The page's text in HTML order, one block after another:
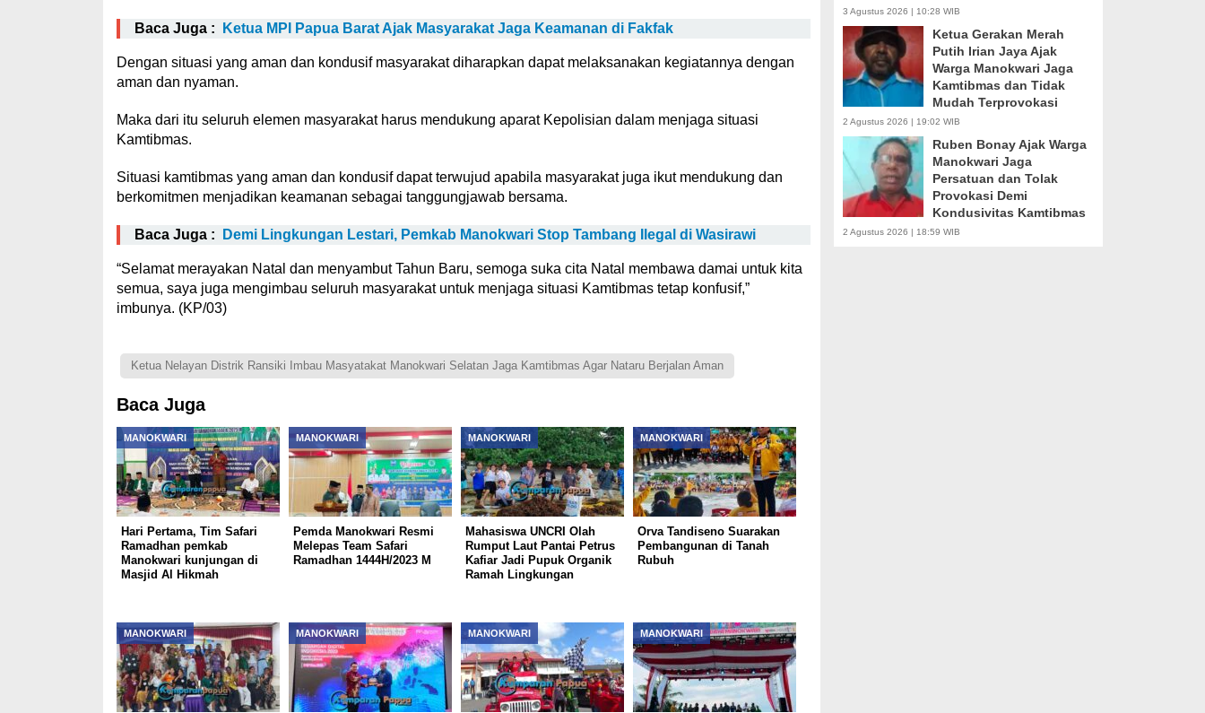
Baca Juga : Ketua MPI Papua Barat Ajak Masyarakat Jaga Keamanan di Fakfak
Dengan situasi yang aman dan kondusif masyarakat diharapkan dapat melaksanakan kegiatannya dengan
aman dan nyaman.
Maka dari itu seluruh elemen masyarakat harus mendukung aparat Kepolisian dalam menjaga situasi
Kamtibmas.
Situasi kamtibmas yang aman dan kondusif dapat terwujud apabila masyarakat juga ikut mendukung dan
berkomitmen menjadikan keamanan sebagai tanggungjawab bersama.
Baca Juga : Demi Lingkungan Lestari, Pemkab Manokwari Stop Tambang Ilegal di Wasirawi
“Selamat merayakan Natal dan menyambut Tahun Baru, semoga suka cita Natal membawa damai untuk kita
semua, saya juga mengimbau seluruh masyarakat untuk menjaga situasi Kamtibmas tetap konfusif,”
imbunya. (KP/03)
Ketua Nelayan Distrik Ransiki Imbau Masyatakat Manokwari Selatan Jaga Kamtibmas Agar Nataru Berjalan Aman
Baca Juga
MANOKWARI
Hari Pertama, Tim Safari
Ramadhan pemkab
Manokwari kunjungan di
Masjid Al Hikmah
MANOKWARI
Pemda Manokwari Resmi
Melepas Team Safari
Ramadhan 1444H/2023 M
MANOKWARI
Mahasiswa UNCRI Olah
Rumput Laut Pantai Petrus
Kafiar Jadi Pupuk Organik
Ramah Lingkungan
MANOKWARI
Orva Tandiseno Suarakan
Pembangunan di Tanah
Rubuh
MANOKWARI MANOKWARI MANOKWARI MANOKWARI
3 Agustus 2026 | 10:28 WIB
Ketua Gerakan Merah
Putih Irian Jaya Ajak
Warga Manokwari Jaga
Kamtibmas dan Tidak
Mudah Terprovokasi
2 Agustus 2026 | 19:02 WIB
Ruben Bonay Ajak Warga
Manokwari Jaga
Persatuan dan Tolak
Provokasi Demi
Kondusivitas Kamtibmas
2 Agustus 2026 | 18:59 WIB